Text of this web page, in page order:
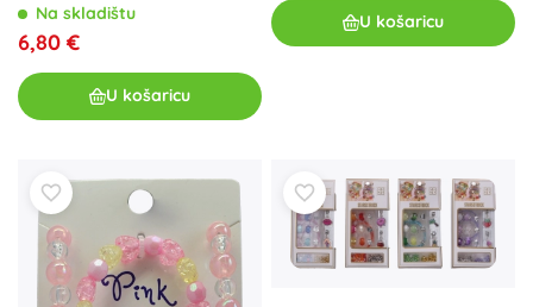
Na skladištu
6,80 €
U košaricu
U košaricu